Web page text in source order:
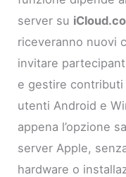
server su
riceveranno nuovi
invitare
e gestire contributi
utenti Android e
appena l’opzione
server Apple,
hardware o